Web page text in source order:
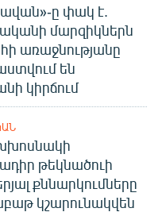
ը փակ է.
մարզիկներն
առաջնությանը
են
կիրճում
թեկնածուի
քննարկումները
կշարունակվեն